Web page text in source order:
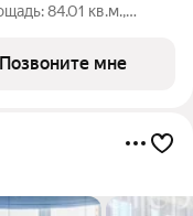
84.01 кв.м.,
комнат, окна
Позвоните мне